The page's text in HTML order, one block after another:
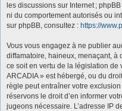
les discussions sur Internet ;
ni du comportement autorisés ou
sur phpBB, consultez : https://
Vous vous engagez à ne publier
diffamatoire, haineux, menaçant, à
ce soit en vertu de la législation de
ARCADIA » est hébergé, ou du
règle peut entraîner votre
réservons le droit d’en informer
jugeons nécessaire. L’adresse IP